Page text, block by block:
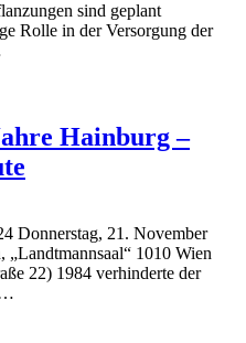
sind geplant
Rolle in der Versorgung der
Hainburg –
Donnerstag, 21. November
1010 Wien
22) 1984 verhinderte der